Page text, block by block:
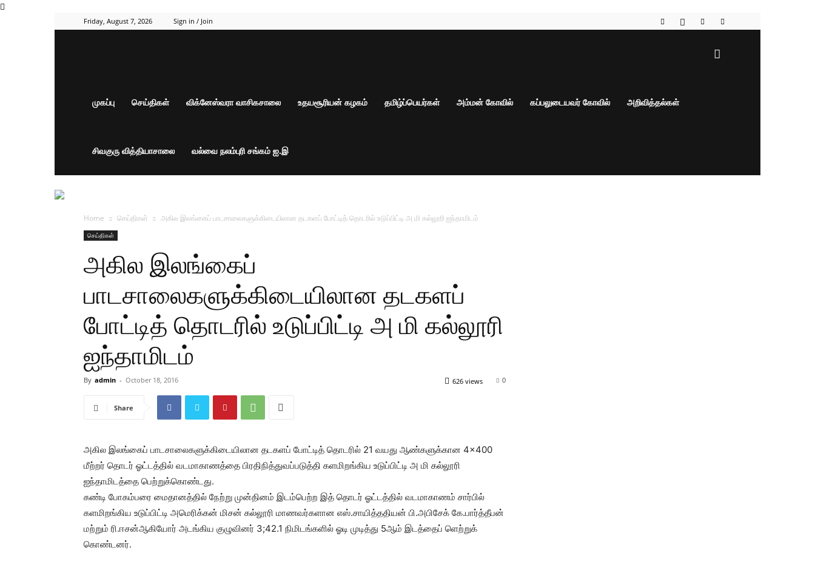
Friday, August 7, 2026 Sign in / Join
முகப்பு செய்திகள் விக்னேஸ்வரா வாசிகசாலை உதயசூரியன் கழகம் தமிழ்ப்பெயர்கள் அம்மன் கோவில் கப்பலுடையவர் கோவில் அறிவித்தல்கள்
சிவகுரு வித்தியாசாலை வல்வை நலம்புரி சங்கம் ஐ.இ
Home செய்திகள் அகில இலங்கைப் பாடசாலைகளுக்கிடையிலான தடகளப் போட்டித் தொடரில் உடுப்பிட்டி அ மி கல்லூரி ஐந்தாமிடம்
செய்திகள்
அகில இலங்கைப்
பாடசாலைகளுக்கிடையிலான தடகளப்
போட்டித் தொடரில் உடுப்பிட்டி அ மி கல்லூரி
ஐந்தாமிடம்
By admin - October 18, 2016 0
626 views
Share
அகில இலங்கைப் பாடசாலைகளுக்கிடையிலான தடகளப் போட்டித் தொடரில் 21 வயது ஆண்களுக்கான 4×400
மீற்றர் தொடர் ஓட்டத்தில் வடமாகாணத்தை பிரதிநித்துவப்படுத்தி களமிறங்கிய உடுப்பிட்டி அ மி கல்லூரி
ஐந்தாமிடத்தை பெற்றுக்கொண்டது.
கண்டி போகம்பரை மைதானத்தில் நேற்று முன்தினம் இடம்பெற்ற இத் தொடர் ஓட்டத்தில் வடமாகாணம் சார்பில்
களமிறங்கிய உடுப்பிட்டி அமெரிக்கன் மிசன் கல்லூரி மாணவர்களான எஸ்.சாயித்ததியன் பி.அபிசேக் கே.பார்த்தீபன்
மற்றும் ரி.ஈசன்ஆகியோர் அடங்கிய குழுவினர் 3;42.1 நிமிடங்களில் ஓடி முடித்து 5ஆம் இடத்தைப் ளெற்றுக்
கொண்டனர்.